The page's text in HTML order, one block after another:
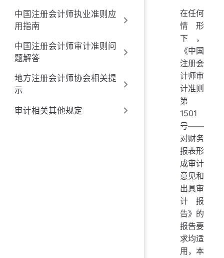
中国注册会计师执业准则应
用指南
中国注册会计师审计准则问
题解答
地方注册会计师协会相关提
示
审计相关其他规定
在任何
情形
下，
《中国
注册会
计师审
计准则
第
1501
号——
对财务
报表形
成审计
意见和
出具审
计报
告》的
报告要
求均适
用，本